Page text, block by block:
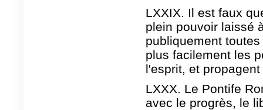
LXXIX. Il est faux
plein pouvoir laissé
publiquement
plus facilement les
l'esprit, et
LXXX. Le Pontife
avec le progrès, le